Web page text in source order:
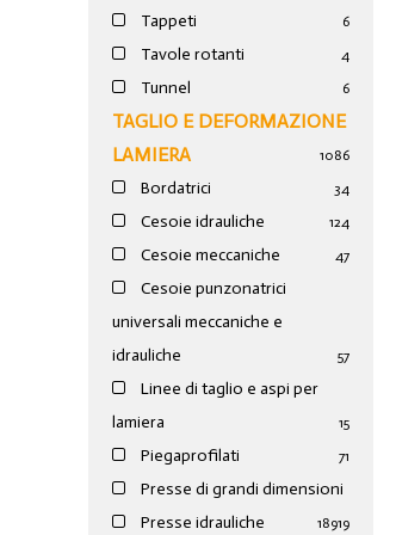
Tappeti 6
Tavole rotanti 4
Tunnel 6
TAGLIO E DEFORMAZIONE
LAMIERA
1086
Bordatrici 34
Cesoie idrauliche 124
Cesoie meccaniche 47
Cesoie punzonatrici
universali meccaniche e
idrauliche
57
Linee di taglio e aspi per
lamiera
15
Piegaprofilati 71
Presse di grandi dimensioni
19
Presse idrauliche 189